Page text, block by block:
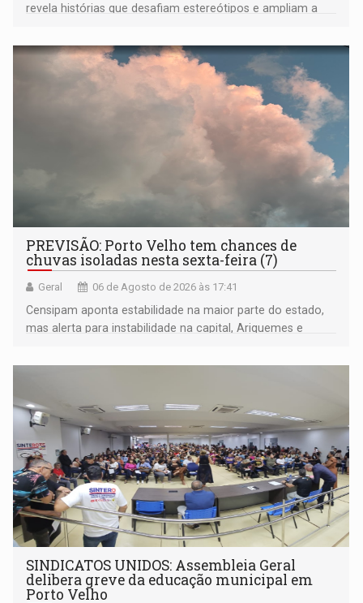
revela histórias que desafiam estereótipos e ampliam a
negras
PREVISÃO: Porto Velho tem chances de
chuvas isoladas nesta sexta-feira (7)
Geral 06 de Agosto de 2026 às 17:41
Censipam aponta estabilidade na maior parte do estado,
mas alerta para instabilidade na capital, Ariquemes e
SINDICATOS UNIDOS: Assembleia Geral
delibera greve da educação municipal em
Porto Velho